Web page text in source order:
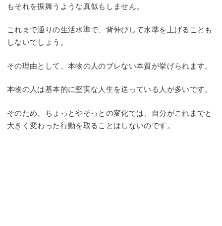
もそれを振舞うような真似もしません。
これまで通りの生活水準で、背伸びして水準を上げることも
しないでしょう。
その理由として、本物の人のブレない本質が挙げられます。
本物の人は基本的に堅実な人生を送っている人が多いです。
そのため、ちょっとやそっとの変化では、自分がこれまでと
大きく変わった行動を取ることはしないのです。